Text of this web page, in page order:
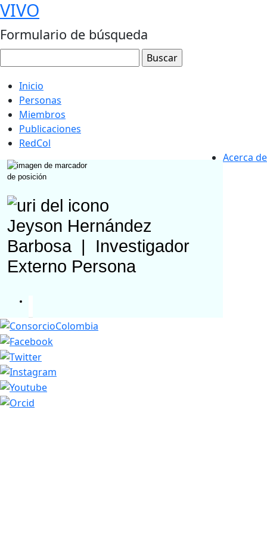
VIVO
Formulario de búsqueda
Inicio
Personas
Miembros
Publicaciones
RedCol
Acerca de
Jeyson Hernández
Barbosa
Investigador
Externo Persona